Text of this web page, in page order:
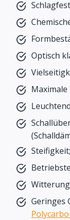
Optisch
Steifigkeit;
Geringes